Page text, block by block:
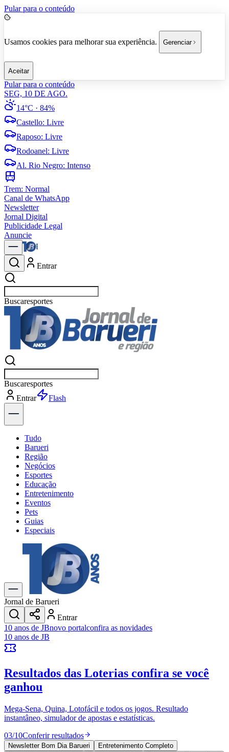
Pular para o conteúdo
Usamos cookies para melhorar sua experiência. Gerenciar
Aceitar
Pular para o conteúdo
SEG, 10 DE AGO.
14°C · 84%
Castello: Livre
Raposo: Livre
Rodoanel: Livre
Al. Rio Negro: Intenso
Trem: Normal
Canal de WhatsApp
Newsletter
Jornal Digital
Publicidade Legal
Anuncie
Entrar
Buscarn
Buscarn
Entrar
Explorar
Tudo
Barueri
Região
Negócios
Esportes
Educação
Entretenimento
Eventos
Pets
Guias
Especiais
Explore Tudo
Últimas Notícias
Previsão do Tempo
Trânsito e Rotas
Dia a Dia & Lazer
Transportes
Gastronomia
Cinema & Shows
JogosNovo
Anuncie no Portal
Cadastrar Empresa
Divulgar Vagas
Política
Esportes
Saúde
Jornal de Barueri
Entrar
10 anos de JBnovo portalconfira as novidades
10 anos de JB
Resultados das Loterias confira se você
ganhou
Mega-Sena, Quina, Lotofácil e todos os jogos. Resultado
instantâneo, simulador de apostas e estatísticas.
03/10Conferir resultados
Newsletter Bom Dia Barueri
Entretenimento Completo